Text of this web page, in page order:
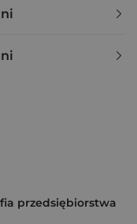
przedsiębiorstwa